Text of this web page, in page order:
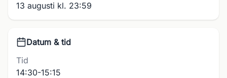
13 augusti kl. 23:59
Datum & tid
Tid
14:30-15:15